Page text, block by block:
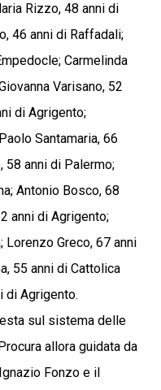
Rizzo, 48 anni di
46 anni di Raffadali;
Carmelinda
Varisano, 52
di Agrigento;
Santamaria, 66
58 anni di Palermo;
Antonio Bosco, 68
anni di Agrigento;
Lorenzo Greco, 67 anni
55 anni di Cattolica
di Agrigento.
sul sistema delle
allora guidata da
Fonzo e il